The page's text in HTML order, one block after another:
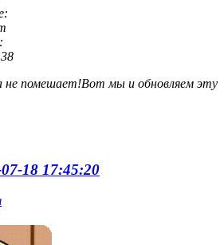
Вот собственно говоря и всё.
не помешает!Вот мы и обновляем эту
18 17:45:20